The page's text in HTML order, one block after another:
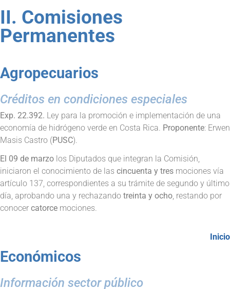
II. Comisiones
Permanentes
Agropecuarios
Créditos en condiciones especiales
Exp. 22.392. Ley para la promoción e implementación de una
economía de hidrógeno verde en Costa Rica. Proponente: Erwen
Masis Castro (PUSC).
El 09 de marzo los Diputados que integran la Comisión,
iniciaron el conocimiento de las cincuenta y tres mociones vía
artículo 137, correspondientes a su trámite de segundo y último
día, aprobando una y rechazando treinta y ocho , restando por
conocer catorce mociones.
Inicio
Económicos
Información sector público